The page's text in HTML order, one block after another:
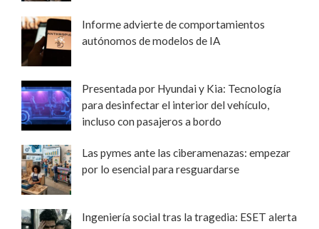
Informe advierte de comportamientos
autónomos de modelos de IA
Presentada por Hyundai y Kia: Tecnología
para desinfectar el interior del vehículo,
incluso con pasajeros a bordo
Las pymes ante las ciberamenazas: empezar
por lo esencial para resguardarse
Ingeniería social tras la tragedia: ESET alerta